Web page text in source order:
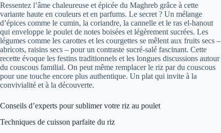
Ressentez l’âme chaleureuse et épicée du Maghreb grâce à cette
variante haute en couleurs et en parfums. Le secret ? Un mélange
d’épices comme le cumin, la coriandre, la cannelle et le ras el-hanout
qui enveloppe le poulet de notes boisées et légèrement sucrées. Les
légumes comme les carottes et les courgettes se mêlent aux fruits secs –
abricots, raisins secs – pour un contraste sucré-salé fascinant. Cette
recette évoque les festins traditionnels et les longues discussions autour
du couscous familial. On peut même remplacer le riz par du couscous
pour une touche encore plus authentique. Un plat qui invite à la
convivialité et à la découverte.
Conseils d’experts pour sublimer votre riz au poulet
Techniques de cuisson parfaite du riz